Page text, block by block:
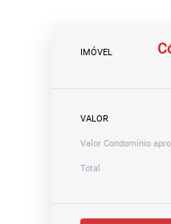
IMÓVEL
VALOR
Valor Condomínio
Total